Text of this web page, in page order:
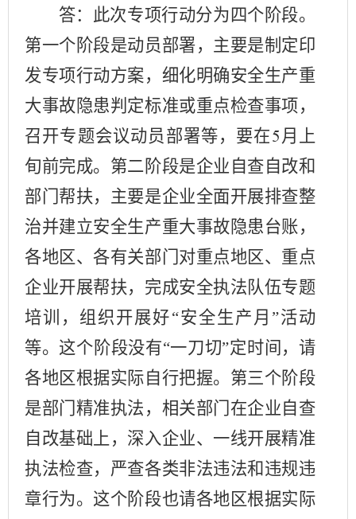
答：此次专项行动分为四个阶段。
第一个阶段是动员部署，主要是制定印
发专项行动方案，细化明确安全生产重
大事故隐患判定标准或重点检查事项，
召开专题会议动员部署等，要在5 月上
旬前完成。第二阶段是企业自查自改和
部门帮扶，主要是企业全面开展排查整
治并建立安全生产重大事故隐患台账，
各地区、各有关部门对重点地区、重点
企业开展帮扶，完成安全执法队伍专题
培训，组织开展好“安全生产月”活动
等。这个阶段没有“一刀切”定时间，请
各地区根据实际自行把握。第三个阶段
是部门精准执法，相关部门在企业自查
自改基础上，深入企业、一线开展精准
执法检查，严查各类非法违法和违规违
章行为。这个阶段也请各地区根据实际